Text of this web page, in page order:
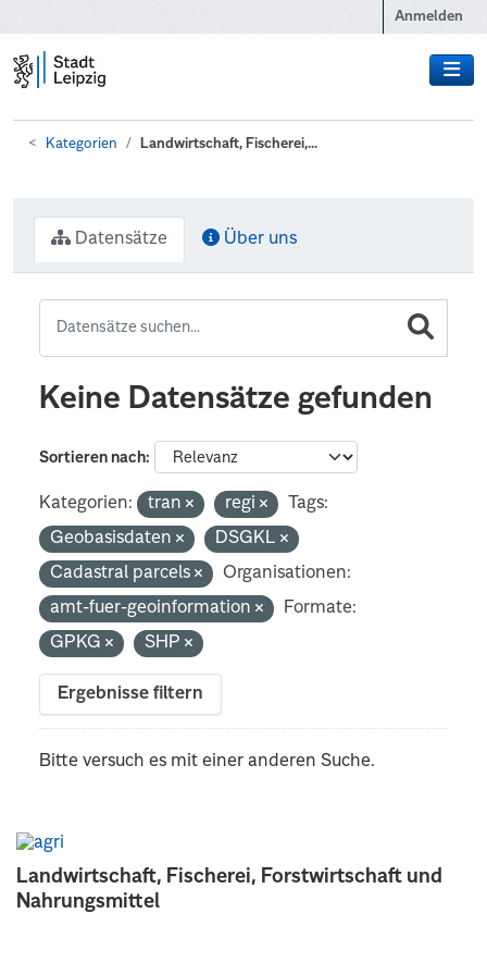
Anmelden
Kategorien Landwirtschaft, Fischerei,...
Landwirtschaft, Fischerei, Forstwirtschaft und
Nahrungsmittel
Datensätze Über uns
Keine Datensätze gefunden
Sortieren nach
Kategorien: tran regi
Tags:
Geobasisdaten
DSGKL
Cadastral parcels
Organisationen:
amt-fuer-geoinformation
Formate:
GPKG
SHP
Ergebnisse filtern
Bitte versuch es mit einer anderen Suche.